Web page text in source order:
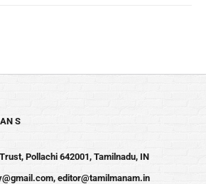
S
Pollachi 642001, Tamilnadu, IN
, editor@tamilmanam.in